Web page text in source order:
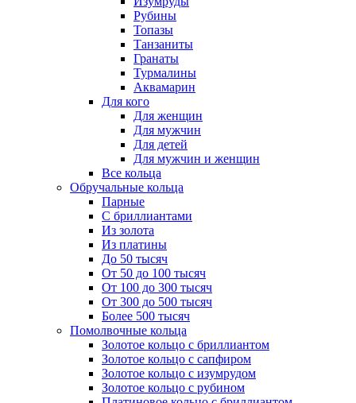
Рубины
Топазы
Танзаниты
Гранаты
Турмалины
Аквамарин
Для кого
Для женщин
Для мужчин
Для детей
Для мужчин и женщин
Все кольца
Обручальные кольца
Парные
С бриллиантами
Из золота
Из платины
До 50 тысяч
От 50 до 100 тысяч
От 100 до 300 тысяч
От 300 до 500 тысяч
Более 500 тысяч
Помолвочные кольца
Золотое кольцо с бриллиантом
Золотое кольцо с сапфиром
Золотое кольцо с изумрудом
Золотое кольцо с рубином